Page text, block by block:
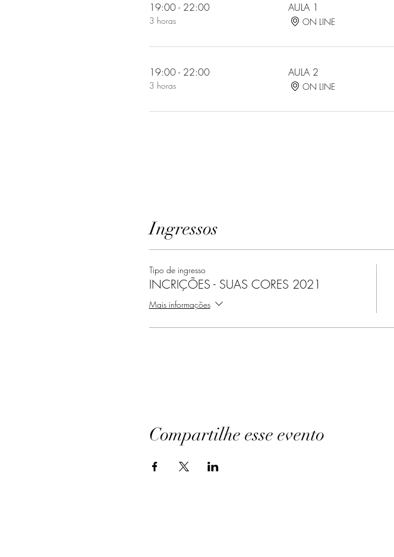
19:00 - 22:00
3 horas
AULA 1
ON LINE
19:00 - 22:00
3 horas
AULA 2
ON LINE
Ingressos
Tipo de ingresso
INCRIÇÕES - SUAS CORES 2021
Mais informações
Compartilhe esse evento